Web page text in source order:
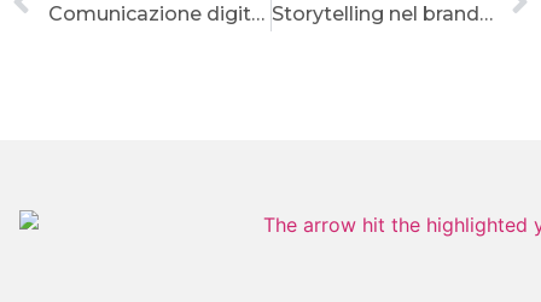
Comunicazione digitale futura a Napoli Storytelling nel branding: Creare una connessione emotiva